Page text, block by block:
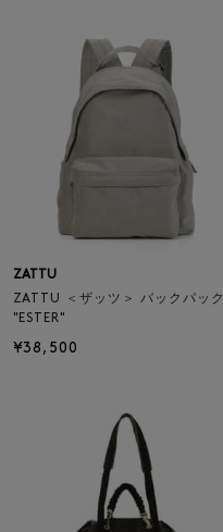
ZATTU
ZATTU ＜ザッツ＞ バックパック
"ESTER"
¥38,500